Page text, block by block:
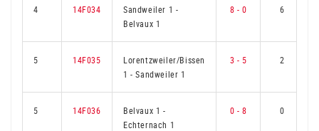
4 14F034 Sandweiler 1 -
Belvaux 1
8 - 0 6
5 14F035
Lorentzweiler/Bissen
1-Sandweiler 1
3 - 5 2
5 14F036 Belvaux 1 -
Echternach 1
0 - 8 0